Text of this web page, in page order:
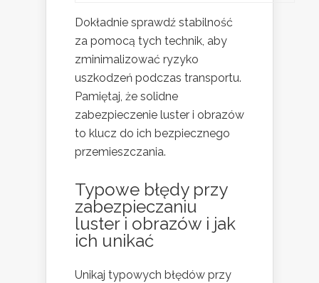
Dokładnie sprawdź stabilność
za pomocą tych technik, aby
zminimalizować ryzyko
uszkodzeń podczas transportu.
Pamiętaj, że solidne
zabezpieczenie luster i obrazów
to klucz do ich bezpiecznego
przemieszczania.
Typowe błędy przy
zabezpieczaniu
luster i obrazów i jak
ich unikać
Unikaj typowych błędów przy